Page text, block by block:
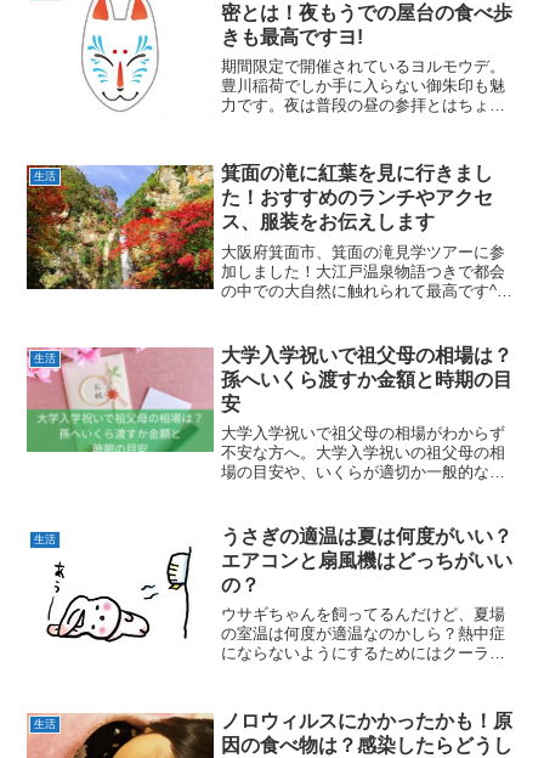
密とは！夜もうでの屋台の食べ歩
きも最高ですヨ!
期間限定で開催されているヨルモウデ。
豊川稲荷でしか手に入らない御朱印も魅
力です。夜は普段の昼の参拝とはちょっ
きですね^^賑わいはどんな感じ？豊川稲
荷ならではの屋台は？見...
生活
箕面の滝に紅葉を見に行きまし
た！おすすめのランチやアクセ
ス、服装をお伝えします
大阪府箕面市、箕面の滝見学ツアーに参
加しました！大江戸温泉物語つきで都会
の中での大自然に触れられて最高です^^
スや服装、おすすめの天ぷら、経験談を
お伝えします♪
生活
大学入学祝いで祖父母の相場は？
孫へいくら渡すか金額と時期の目
安
大学入学祝いで祖父母の相場がわからず
不安な方へ。大学入学祝いの祖父母の相
場の目安や、いくらが適切か一般的な金
レゼントどっちがいい？など、金額から
いつ渡すかまでやさしく解説。
生活
うさぎの適温は夏は何度がいい？
エアコンと扇風機はどっちがいい
の？
ウサギちゃんを飼ってるんだけど、夏場
の室温は何度が適温なのかしら？熱中症
にならないようにするためにはクーラー
の飼い方のお悩みについてお伝えしま
す。
生活
ノロウィルスにかかったかも！原
因の食べ物は？感染したらどうし